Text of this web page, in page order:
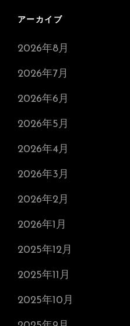
アーカイブ
2026年8月
2026年7月
2026年6月
2026年5月
2026年4月
2026年3月
2026年2月
2026年1月
2025年12月
2025年11月
2025年10月